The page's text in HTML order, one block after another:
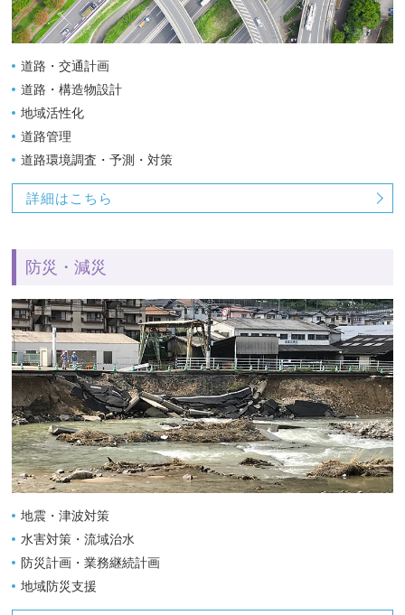
道路・交通計画
道路・構造物設計
地域活性化
道路管理
道路環境調査・予測・対策
詳細はこちら
防災・減災
地震・津波対策
水害対策・流域治水
防災計画・業務継続計画
地域防災支援